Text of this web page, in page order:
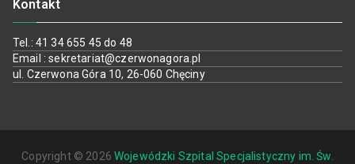
Kontakt
Tel.: 41 34 655 45 do 48
Email : sekretariat@czerwonagora.pl
ul. Czerwona Góra 10, 26-060 Chęciny
Copyright © 2026 Wojewódzki Szpital Specjalistyczny im. Św.